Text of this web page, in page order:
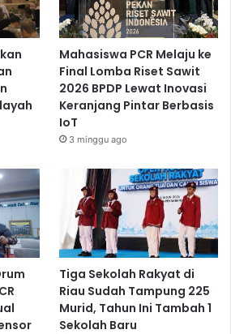
Mahasiswa PCR Melaju ke
Final Lomba Riset Sawit
2026 BPDP Lewat Inovasi
Keranjang Pintar Berbasis
IoT
3 minggu ago
Tiga Sekolah Rakyat di
Riau Sudah Tampung 225
Murid, Tahun Ini Tambah 1
Sekolah Baru